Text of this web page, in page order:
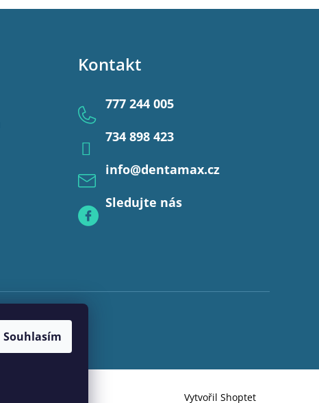
Souhlasím
Kontakt
info@dentamax.cz
777 244 005
734 898 423
Sledujte nás
Vytvořil Shoptet